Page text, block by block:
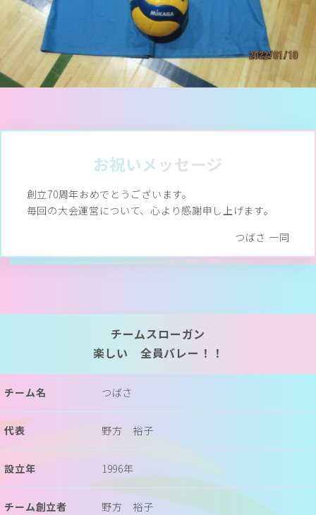
MESSAGES
お祝いメッセージ
創立70周年おめでとうございます。
毎回の大会運営について、心より感謝申し上げます。
つばさ 一同
PROFILE
チームスローガン
楽しい 全員バレー！！
チーム名 つばさ
代表 野方 裕子
設立年 1996年
チーム創立者 野方 裕子